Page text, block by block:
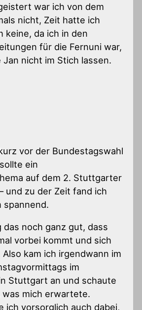
war ich von dem
nicht, Zeit hatte ich
keine, da ich in den
für die Fernuni war,
nicht im Stich lassen.
vor der Bundestagswahl
ein
auf dem 2. Stuttgarter
und zu der Zeit fand ich
spannend.
das noch ganz gut, dass
vorbei kommt und sich
Also kam ich irgendwann im
im
Stuttgart an und schaute
was mich erwartete.
ich vorsorglich auch dabei,